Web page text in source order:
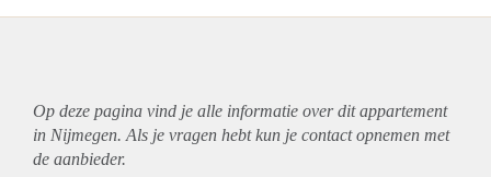
Op deze pagina vind je alle informatie over ditappartement
in Nijmegen. Als je vragen hebt kun je contact opnemen met
de aanbieder.